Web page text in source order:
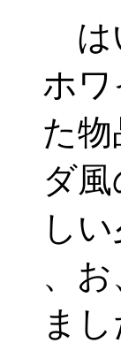
は
ホ
た
ダ
し
、
ま